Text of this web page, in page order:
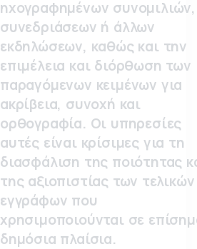
ηχογραφημένων συνομιλιών,
συνεδριάσεων ή άλλων
εκδηλώσεων, καθώς και την
επιμέλεια και διόρθωση των
παραγόμενων κειμένων για
ακρίβεια, συνοχή και
ορθογραφία. Οι υπηρεσίες
αυτές είναι κρίσιμες για τη
διασφάλιση της ποιότητας
της αξιοπιστίας των τελικών
εγγράφων που
χρησιμοποιούνται σε
δημόσια πλαίσια.